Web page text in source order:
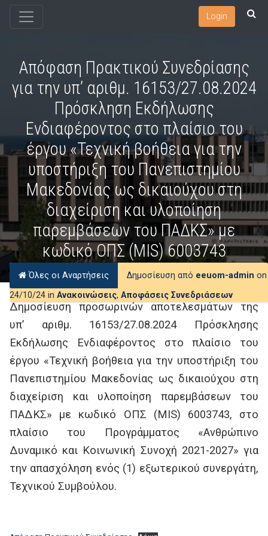
Login
Απόφαση Πρακτικού Συνεδρίασης
για την υπ’ αριθμ. 16153/27.08.2024
Πρόσκληση Εκδήλωσης
Ενδιαφέροντος στο πλαίσιο του
έργου «Τεχνική βοήθεια για την
υποστήριξη του Πανεπιστημίου
Μακεδονίας ως δικαιούχου στη
διαχείριση και υλοποίηση
παρεμβάσεων του ΠΑΔΚΣ» με
κωδικό ΟΠΣ (MIS) 6003743
Όλες οι Αναρτήσεις Δημοσίευση από eeuom-admin on
24/10/24 in Ανακοινώσεις, Αποφάσεις Συνεδριάσεων
Δημοσίευση προσωρινών αποτελεσμάτων της
υπ’ αριθμ. 16153/27.08.2024 Πρόσκλησης
Εκδήλωσης Ενδιαφέροντος στο πλαίσιο του
έργου «Τεχνική βοήθεια για την υποστήριξη του
Πανεπιστημίου Μακεδονίας ως δικαιούχου στη
διαχείριση και υλοποίηση παρεμβάσεων του
ΠΑΔΚΣ» με κωδικό ΟΠΣ (MIS) 6003743, στο
πλαίσιο του Προγράμματος «Ανθρώπινο
Δυναμικό και Κοινωνική Συνοχή 2021-2027» για
την απασχόληση ενός (1) εξωτερικού συνεργάτη,
Τεχνικού Συμβούλου.